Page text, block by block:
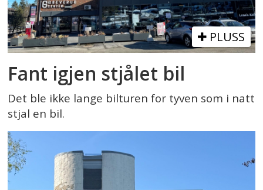
PLUSS
Fant igjen stjålet bil
Det ble ikke lange bilturen for tyven som i natt
stjal en bil.